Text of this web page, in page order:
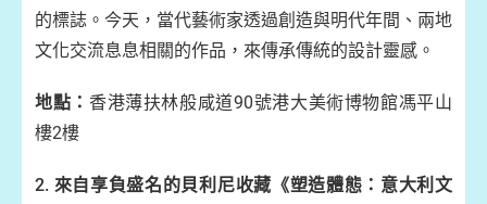
的標誌。今天，當代藝術家透過創造與明代年間、兩地
文化交流息息相關的作品，來傳承傳統的設計靈感。
地點： 香港薄扶林般咸道90號港大美術博物館馮平山
樓2樓
2. 來自享負盛名的貝利尼收藏《塑造體態：意大利文